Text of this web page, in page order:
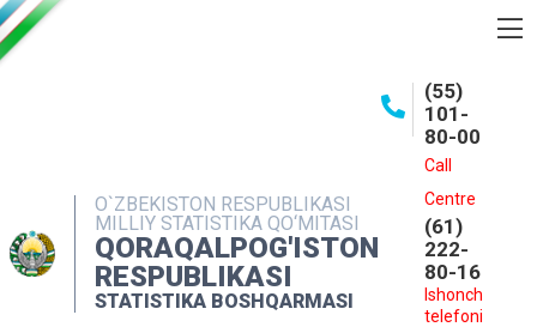
O`ZBEKISTON RESPUBLIKASI
MILLIY STATISTIKA QO‘MITASI
QORAQALPOG'ISTON
RESPUBLIKASI
STATISTIKA BOSHQARMASI
(55)
101-
80-00
Call
Centre
(61)
222-
80-16
Ishonch
telefoni
INTERAKTIV XIZMATLAR
MATBUOT XIZMATI
MUROJAATLAR